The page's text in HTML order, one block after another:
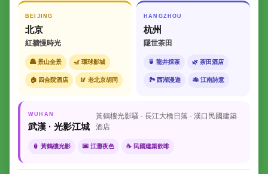
BEIJING
北京
紅牆慢時光
🏯 景山全景 🎢 環球影城
🏠 四合院酒店 🥢 老北京胡同
HANGZHOU
杭州
隱世茶田
🍵 龍井採茶 🌿 茶田酒店
🏞 西湖漫遊 🎋 江南詩意
WUHAN
武漢 · 光影江城
黃鶴樓光影騷 · 長江大橋日落 · 漢口民國建築
酒店
🏮 黃鶴樓光影 🌆 江灘夜色 ☕ 民國建築飲啡